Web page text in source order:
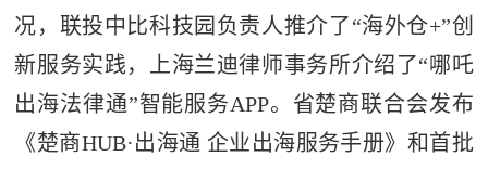
况，联投中比科技园负责人推介了“海外仓+”创
新服务实践，上海兰迪律师事务所介绍了“哪吒
出海法律通”智能服务APP。省楚商联合会发布
《楚商HUB·出海通 企业出海服务手册》和首批